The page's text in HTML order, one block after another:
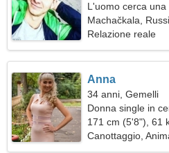
L'uomo cerca
Machačkala,
Relazione reale
Anna
34 anni, Gemelli
Donna single in
171 cm (5'8"), 61
Canottaggio,